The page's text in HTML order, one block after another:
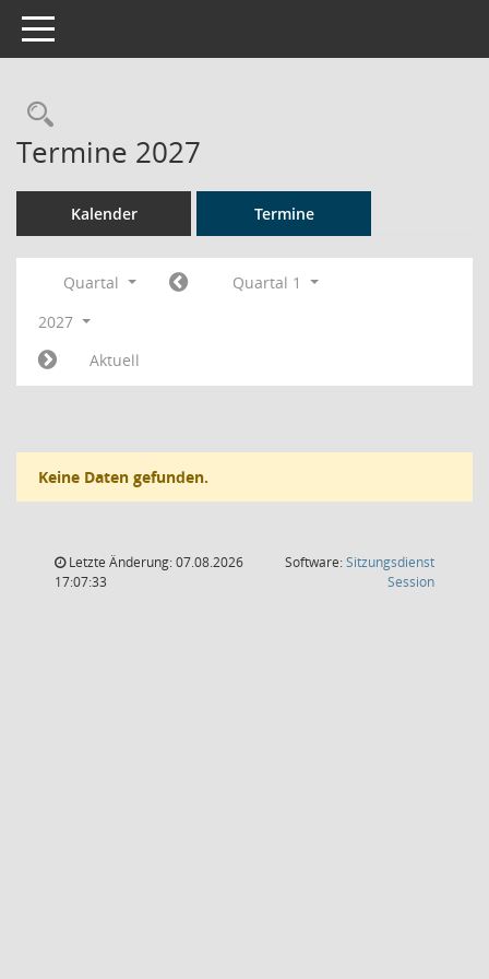
Toggle navigation
Rechercheauswahl
Termine 2027
Kalender Termine
Quartal
Quartal 1
2027
Aktuell
Keine Daten gefunden.
Letzte Änderung: 07.08.2026
17:07:33
Software:Sitzungsdienst
Session(Wird in